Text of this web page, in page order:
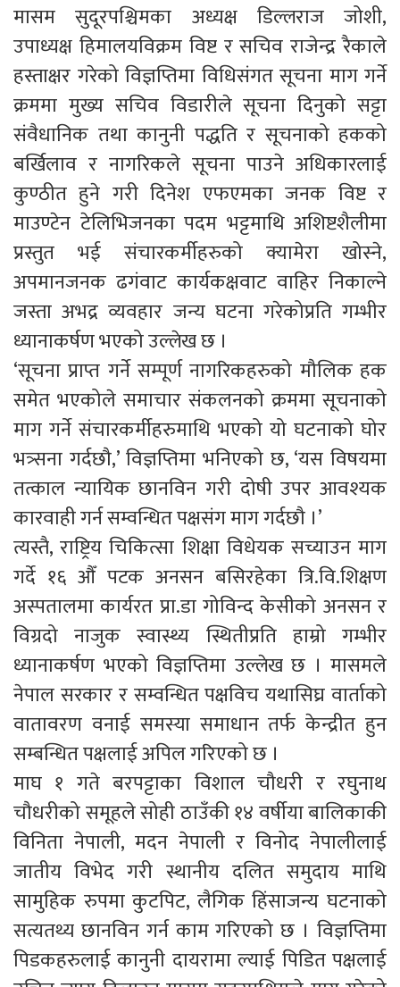
मासम सुदूरपश्चिमका अध्यक्ष डिल्लराज जोशी,
उपाध्यक्ष हिमालयविक्रम विष्ट र सचिव राजेन्द्र रैकाले
हस्ताक्षर गरेको विज्ञप्तिमा विधिसंगत सूचना माग गर्ने
क्रममा मुख्य सचिव विडारीले सूचना दिनुको सट्टा
संवैधानिक तथा कानुनी पद्धति र सूचनाको हकको
बर्खिलाव र नागरिकले सूचना पाउने अधिकारलाई
कुण्ठीत हुने गरी दिनेश एफएमका जनक विष्ट र
माउण्टेन टेलिभिजनका पदम भट्टमाथि अशिष्टशैलीमा
प्रस्तुत भई संचारकर्मीहरुको क्यामेरा खोस्ने,
अपमानजनक ढगंवाट कार्यकक्षवाट वाहिर निकाल्ने
जस्ता अभद्र व्यवहार जन्य घटना गरेकोप्रति गम्भीर
ध्यानाकर्षण भएको उल्लेख छ ।
‘सूचना प्राप्त गर्ने सम्पूर्ण नागरिकहरुको मौलिक हक
समेत भएकोले समाचार संकलनको क्रममा सूचनाको
माग गर्ने संचारकर्मीहरुमाथि भएको यो घटनाको घोर
भत्र्सना गर्दछौ,’ विज्ञप्तिमा भनिएको छ, ‘यस विषयमा
तत्काल न्यायिक छानविन गरी दोषी उपर आवश्यक
कारवाही गर्न सम्वन्धित पक्षसंग माग गर्दछौ ।’
त्यस्तै, राष्ट्रिय चिकित्सा शिक्षा विधेयक सच्याउन माग
गर्दे १६ औँ पटक अनसन बसिरहेका त्रि.वि.शिक्षण
अस्पतालमा कार्यरत प्रा.डा गोविन्द केसीको अनसन र
विग्रदो नाजुक स्वास्थ्य स्थितीप्रति हाम्रो गम्भीर
ध्यानाकर्षण भएको विज्ञप्तिमा उल्लेख छ । मासमले
नेपाल सरकार र सम्वन्धित पक्षविच यथासिघ्र वार्ताको
वातावरण वनाई समस्या समाधान तर्फ केन्द्रीत हुन
सम्बन्धित पक्षलाई अपिल गरिएको छ ।
माघ १ गते बरपट्टाका विशाल चौधरी र रघुनाथ
चौधरीको समूहले सोही ठाउँकी १४ वर्षीया बालिकाकी
विनिता नेपाली, मदन नेपाली र विनोद नेपालीलाई
जातीय विभेद गरी स्थानीय दलित समुदाय माथि
सामुहिक रुपमा कुटपिट, लैगिक हिंसाजन्य घटनाको
सत्यतथ्य छानविन गर्न काम गरिएको छ । विज्ञप्तिमा
पिडकहरुलाई कानुनी दायरामा ल्याई पिडित पक्षलाई